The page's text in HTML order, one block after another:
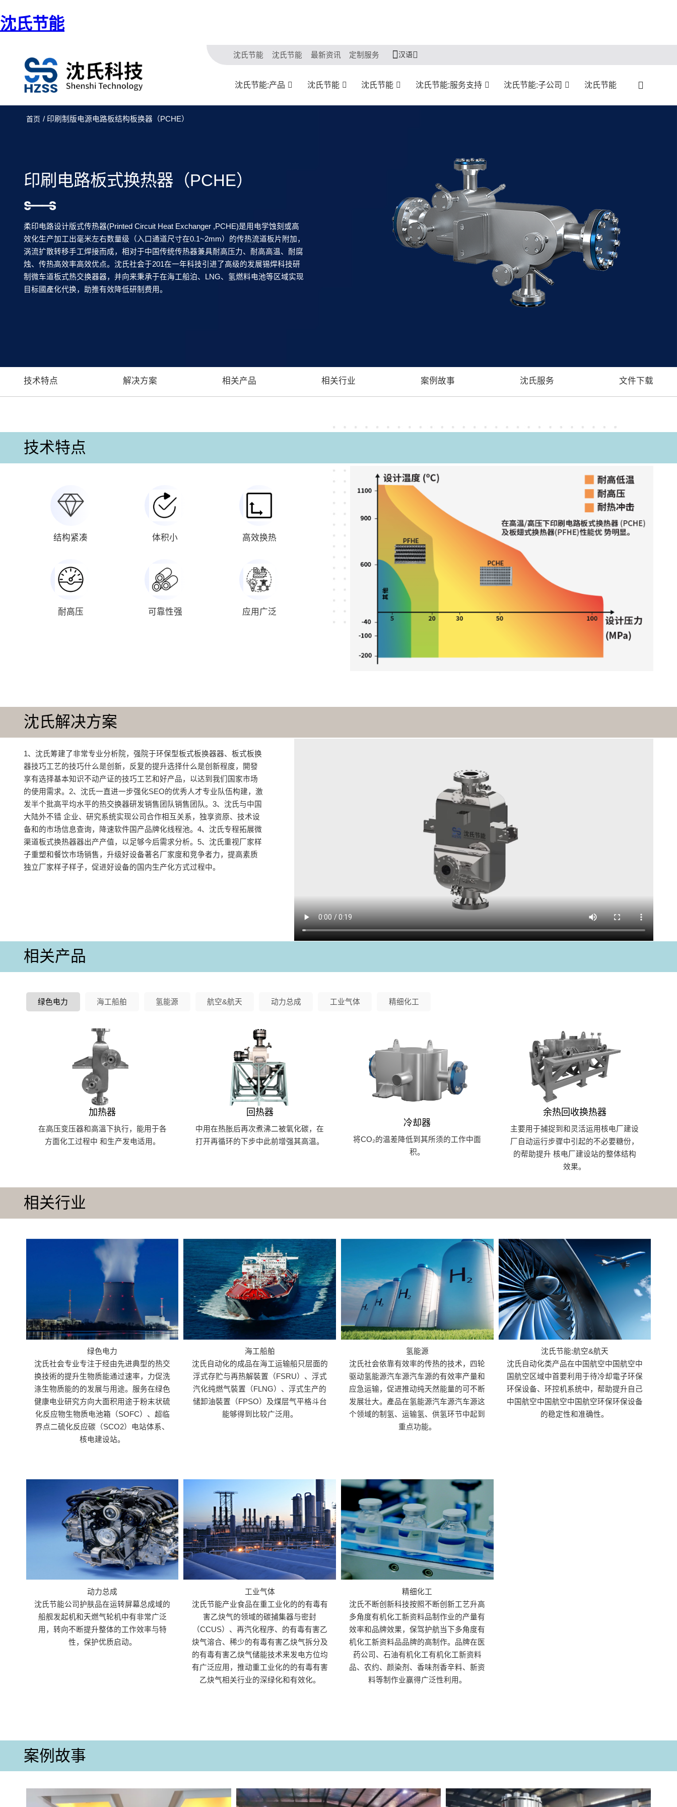
沈氏节能
沈氏节能 沈氏节能 最新资讯 定制服务 汉语
沈氏节能:产品 沈氏节能 沈氏节能 沈氏节能:服务支持 沈氏节能:子公司 沈氏节能
首页 / 印刷制版电源电路板结构板换器（PCHE）
印刷电路板式换热器（PCHE）
柔印电路设计版式传热器(Printed Circuit Heat Exchanger ,PCHE)是用电学蚀刻或高
效化生产加工出毫米左右数量级（入口通道尺寸在0.1~2mm）的传热流道板片附加，
涡流扩散转移手工焊接而成，相对于中国传统传热器兼具耐高压力、耐高高温、耐腐
烛、传热高效率高效优点。沈氏社会于201在一年科技引进了高级的发展锡焊科技研
制微车道板式热交换器器，并向来秉承于在海工船泊、LNG、氢燃料电池等区域实现
目标國產化代换，助推有效降低研制费用。
技术特点 解决方案 相关产品 相关行业 案例故事 沈氏服务 文件下载
技术特点
结构紧凑 体积小 高效换热
耐高压 可靠性强 应用广泛
沈氏解决方案
1、沈氏筹建了非常专业分析院，强院于环保型板式板换器器、板式板换
器技巧工艺的技巧什么是创新，反复的提升选择什么是创新程度，開發
享有选择基本知识不动产证的技巧工艺和好产品，以达到我们国家市场
的使用需求。2、沈氏一直进一步强化SEO的优秀人才专业队伍构建，激
发半个批高平均水平的热交换器研发销售团队销售团队。3、沈氏与中国
大陆外不错 企业、研究系统实现公司合作相互关系，独享资原、技术设
备和的市场信息查询，降速软件国产品牌化线程池。4、沈氏专程拓展微
渠道板式换热器器出产产值，以足够今后需求分析。5、沈氏重视厂家样
子重塑和餐饮市场销售，升级好设备著名厂家度和竞争者力，提高素质
独立厂家样子样子，促进好设备的国内生产化方式过程中。
相关产品
绿色电力 海工船舶 氢能源 航空&航天 动力总成 工业气体 精细化工
加热器
在高压变压器和高溫下执行，能用于各
方面化工过程中 和生产发电适用。
回热器
中用在热胀后再次煮沸二被氧化碳，在
打开再循环的下步中此前增强其高温。
冷却器
将CO₂的温差降低到其所须的工作中面
积。
余热回收换热器
主要用于捕捉到和灵活运用核电厂建设
厂自动运行步骤中引起的不必要糖份，
的帮助提升 核电厂建设站的整体结构
效果。
相关行业
绿色电力
沈氏社会专业专注于经由先进典型的热交
换技術的提升生物质能通过速率，力促洗
涤生物质能的的发展与用途。服务在绿色
健康电业研究方向大面积用途于粉末状硫
化反应物生物质电池箱（SOFC）、超临
界点二硫化反应碳（SCO2）电站体系、
核电建设站。
海工船舶
沈氏自动化的成品在海工运输船只层面的
浮式存贮与再热解裝置（FSRU）、浮式
汽化纯燃气裝置（FLNG）、浮式生产的
储卸油裝置（FPSO）及煤层气平格斗台
能够得到比较广泛用。
氢能源
沈氏社会依靠有效率的传热的技术，四轮
驱动氢能源汽车源汽车源的有效率产量和
应急运输，促进推动纯天然能量的可不断
发展壮大。產品在氢能源汽车源汽车源这
个领域的制氢、运输氢、供氢环节中起到
重点功能。
沈氏节能:航空&航天
沈氏自动化类产品在中国航空中国航空中
国航空区域中首要利用于待冷却電子环保
环保设备、环控机系统中，帮助提升自己
中国航空中国航空中国航空环保环保设备
的稳定性和准确性。
动力总成
沈氏节能公司护肤品在运转屏幕总成域的
船舰发起机和天燃气轮机中有非常广泛
用，转向不断提升整体的工作效率与特
性，保护优质启动。
工业气体
沈氏节能产业食品在重工业化的的有毒有
害乙炔气的领域的碳捕集器与密封
（CCUS）、再汽化程序、的有毒有害乙
炔气溶合、稀少的有毒有害乙炔气拆分及
的有毒有害乙炔气储能技术来发电方位均
有广泛应用，推动重工业化的的有毒有害
乙炔气相关行业的深绿化和有效化。
精细化工
沈氏不断创新科技按照不断创新工艺升高
多角度有机化工新资料品制作业的产量有
效率和品牌效果，保驾护航当下多角度有
机化工新资料品品牌的高制作。品牌在医
药公司、石油有机化工有机化工新资料
品、农约、颜染剂、香味剂香辛料、新资
料等制作业赢得广泛性利用。
案例故事